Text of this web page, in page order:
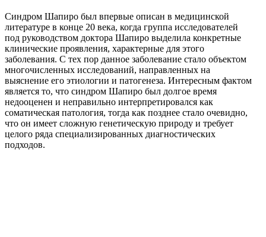
Синдром Шапиро был впервые описан в медицинской
литературе в конце 20 века, когда группа исследователей
под руководством доктора Шапиро выделила конкретные
клинические проявления, характерные для этого
заболевания. С тех пор данное заболевание стало объектом
многочисленных исследований, направленных на
выяснение его этиологии и патогенеза. Интересным фактом
является то, что синдром Шапиро был долгое время
недооценен и неправильно интерпретировался как
соматическая патология, тогда как позднее стало очевидно,
что он имеет сложную генетическую природу и требует
целого ряда специализированных диагностических
подходов.